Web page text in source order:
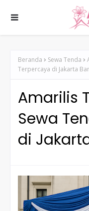
Beranda Sewa Tenda
Terpercaya di Jakarta
Amarilis
Sewa
di